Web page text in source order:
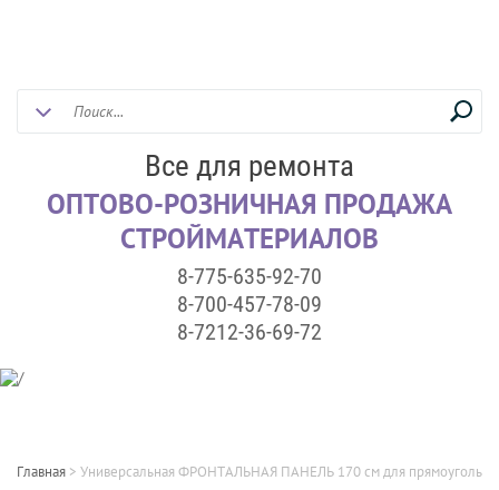
Все для ремонта
ОПТОВО-РОЗНИЧНАЯ ПРОДАЖА
СТРОЙМАТЕРИАЛОВ
8-775-635-92-70
8-700-457-78-09
8-7212-36-69-72
Главная > Универсальная ФРОНТАЛЬНАЯ ПАНЕЛЬ 170 см для